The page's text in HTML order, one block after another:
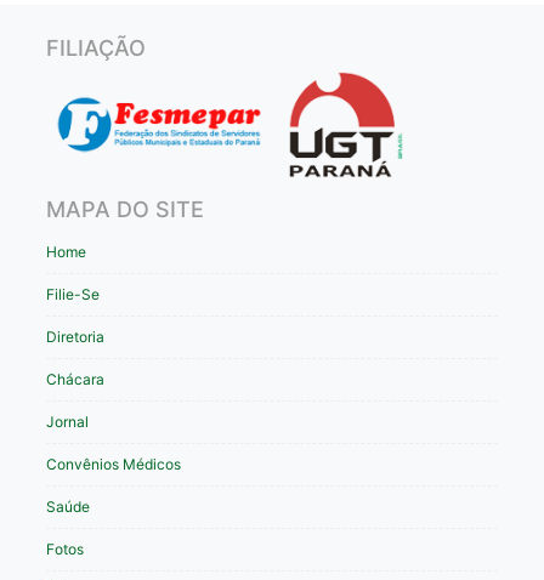
FILIAÇÃO
MAPA DO SITE
Home
Filie-Se
Diretoria
Chácara
Jornal
Convênios Médicos
Saúde
Fotos